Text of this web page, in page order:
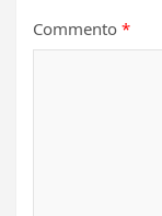
Commento *